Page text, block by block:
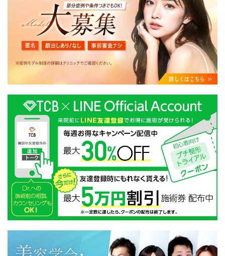
【利用目的】
TCBグループは取得情報を以下の目的で利用いたしま
す。
・クリニックの来院予約、医療サービスの提供、医療関
連商品の販売、アフターケア対応、これらに付随する諸
対応等のサービス提供のため
・医療サービスの提供に関する他の医療機関、検査機関
及び研究機関との連携のため
・サービス向上を目的とした医療サービス・販売する医
療関連商品に関する患者様へのアンケートの送受信及び
これに付随する諸対応のため
・Cookie等の技術を用いたアクセス履歴、閲覧記録等に
関する情報の収集、分析
・閲覧記録等から趣味・嗜好を分析した情報を使用して
の広告に利用するため
・お問い合わせ又はご意見の内容確認及びその対応のた
め
・患者様のサービス利用状況の分析及び症例研究のため
・広告、宣伝、マーケティングのため